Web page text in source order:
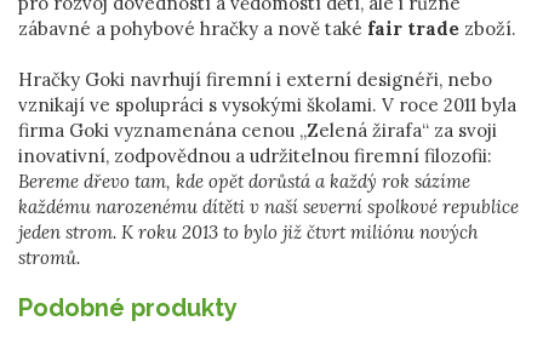
zábavné a pohybové hračky a nově také fair trade zboží.
Hračky Goki navrhují firemní i externí designéři, nebo
vznikají ve spolupráci s vysokými školami. V roce 2011 byla
firma Goki vyznamenána cenou „Zelená žirafa“ za svoji
inovativní, zodpovědnou a udržitelnou firemní filozofii:
Bereme dřevo tam, kde opět dorůstá a každý rok sázíme
každému narozenému dítěti v naší severní spolkové republice
jeden strom. K roku 2013 to bylo již čtvrt miliónu nových
stromů.
Podobné produkty